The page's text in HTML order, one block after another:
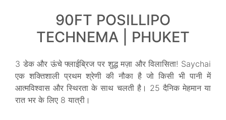
90FT POSILLIPO
TECHNEMA | PHUKET
3 डेक और ऊंचे फ्लाईब्रिज पर शुद्ध मज़ा और विलासिता! Saychai
एक शक्तिशाली प्रथम श्रेणी की नौका है जो किसी भी पानी में
आत्मविश्वास और स्थिरता के साथ चलती है। 25 दैनिक मेहमान या
रात भर के लिए 8 यात्री।